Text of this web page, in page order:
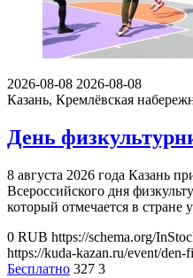
2026-08-08 2026-08-08
Казань, Кремлёвская
День
8 августа 2026 года Казань
Всероссийского дня
который отмечается в стране
0 RUB https://schema.org/
https://kuda-kazan.ru/event/
Бесплатно 327 3